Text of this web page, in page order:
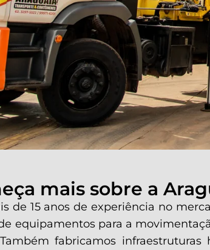
mais sobre a
de 15 anos de experiência no
equipamentos para a
fabricamos